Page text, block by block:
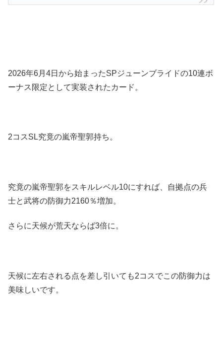
2026年6月4日から始まったSPジューンブライドの10連ボ
ーナス限定として実装されたカード。
2コスSL究竟の嵐帝聖郭持ち。
究竟の嵐帝聖郭をスキルレベル10にすれば、自拠点の兵
士と武将の防御力2160％増加。
さらに天候が荒天ならば3倍に。
天候に左右される点を差し引いても2コスでこの防御力は
美味しいです。